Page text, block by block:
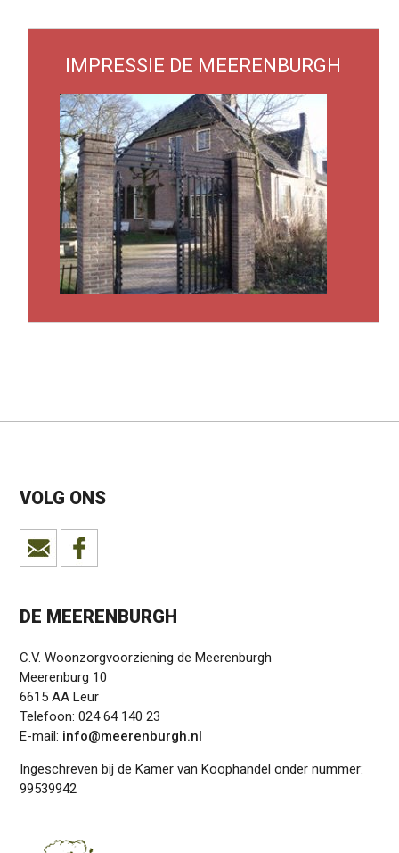
IMPRESSIE DE MEERENBURGH
VOLG ONS
DE MEERENBURGH
C.V. Woonzorgvoorziening de Meerenburgh
Meerenburg 10
6615 AA Leur
Telefoon: 024 64 140 23
E-mail: info@meerenburgh.nl
Ingeschreven bij de Kamer van Koophandel onder nummer:
99539942